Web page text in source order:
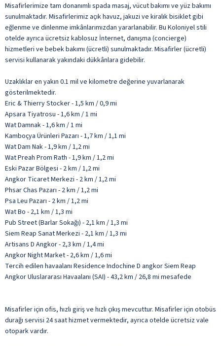
Misafirlerimize tam donanımlı spada masaj, vücut bakımı ve yüz bakımı
sunulmaktadır. Misafirlerimiz açık havuz, jakuzi ve kiralık bisiklet gibi
eğlenme ve dinlenme imkânlarımızdan yararlanabilir. Bu Koloniyel stili
otelde ayrıca ücretsiz kablosuz İnternet, danışma (concierge)
hizmetleri ve bebek bakımı (ücretli) sunulmaktadır. Misafirler (ücretli)
servisi kullanarak yakındaki dükkânlara gidebilir.
Uzaklıklar en yakın 0.1 mil ve kilometre değerine yuvarlanarak
gösterilmektedir.
Eric & Thierry Stocker - 1,5 km / 0,9 mi
Apsara Tiyatrosu - 1,6 km / 1 mi
Wat Damnak - 1,6 km / 1 mi
Kamboçya Ürünleri Pazarı - 1,7 km / 1,1 mi
Wat Dam Nak - 1,9 km / 1,2 mi
Wat Preah Prom Rath - 1,9 km / 1,2 mi
Eski Pazar Bölgesi - 2 km / 1,2 mi
Angkor Ticaret Merkezi - 2 km / 1,2 mi
Phsar Chas Pazarı - 2 km / 1,2 mi
Psa Leu Pazarı - 2 km / 1,2 mi
Wat Bo - 2,1 km / 1,3 mi
Pub Street (Barlar Sokağı) - 2,1 km / 1,3 mi
Siem Reap Sanat Merkezi - 2,1 km / 1,3 mi
Artisans D Angkor - 2,3 km / 1,4 mi
Angkor Night Market - 2,6 km / 1,6 mi
Tercih edilen havaalanı Residence Indochine D angkor Siem Reap
Angkor Uluslararası Havaalanı (SAI) - 43,2 km / 26,8 mi mesafede
Misafirler için ofis, hızlı giriş ve hızlı çıkış mevcuttur. Misafirler için otobüs
durağı servisi 24 saat hizmet vermektedir, ayrıca otelde ücretsiz vale
otopark vardır.